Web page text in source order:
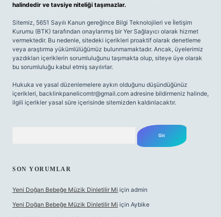
halindedir ve tavsiye niteliği taşımazlar.
Sitemiz, 5651 Sayılı Kanun gereğince Bilgi Teknolojileri ve İletişim
Kurumu (BTK) tarafından onaylanmış bir Yer Sağlayıcı olarak hizmet
vermektedir. Bu nedenle, sitedeki içerikleri proaktif olarak denetleme
veya araştırma yükümlülüğümüz bulunmamaktadır. Ancak, üyelerimiz
yazdıkları içeriklerin sorumluluğunu taşımakta olup, siteye üye olarak
bu sorumluluğu kabul etmiş sayılırlar.
Hukuka ve yasal düzenlemelere aykırı olduğunu düşündüğünüz
içerikleri, backlinkpanelicomtr@gmail.com adresine bildirmeniz halinde,
ilgili içerikler yasal süre içerisinde sitemizden kaldırılacaktır.
SON YORUMLAR
Yeni Doğan Bebeğe Müzik Dinletilir Mi için admin
Yeni Doğan Bebeğe Müzik Dinletilir Mi için Aybike